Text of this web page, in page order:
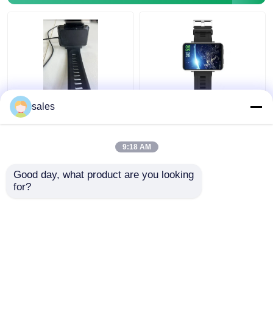
남성 2.86인치 스마트워
치 와이파이와 4G 무선
드로이드 IOS 휴대 전화
sales
9:18 AM
Good day, what product are you looking
for?